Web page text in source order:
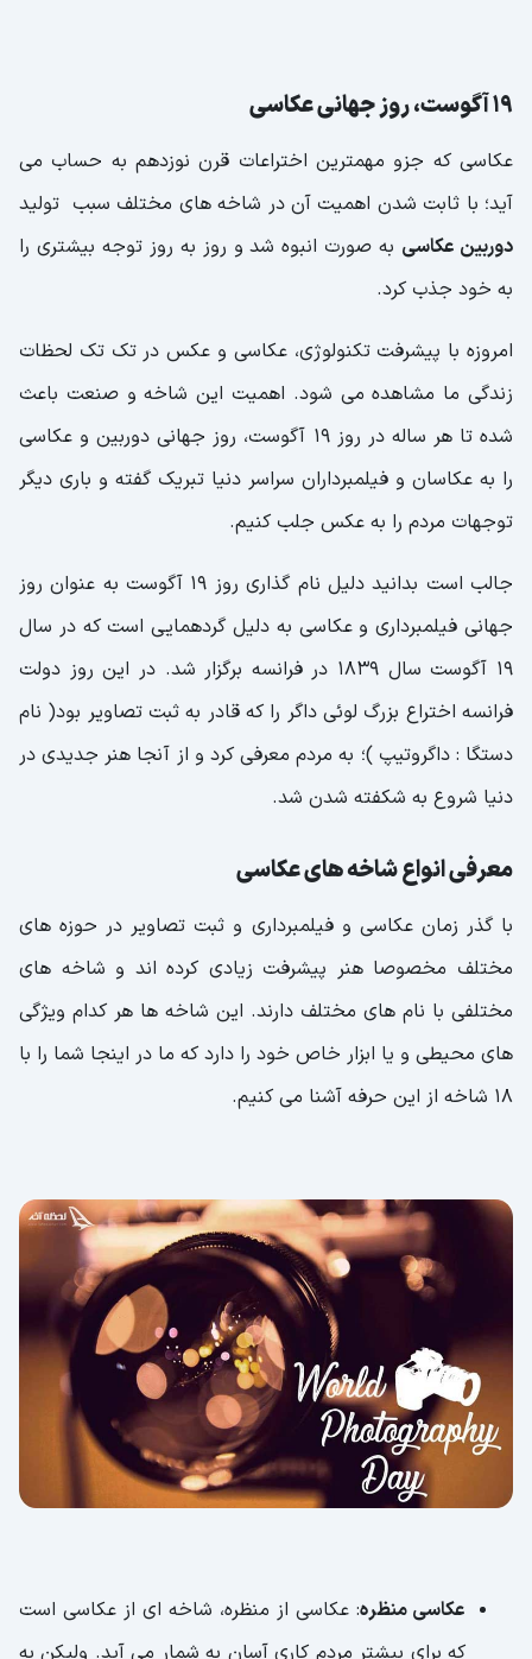
۱۹ آگوست، روز جهانی عکاسی
عکاسی که جزو مهمترین اختراعات قرن نوزدهم به حساب می
آید؛ با ثابت شدن اهمیت آن در شاخه های مختلف سبب تولید
دوربین عکاسی به صورت انبوه شد و روز به روز توجه بیشتری را
به خود جذب کرد.
امروزه با پیشرفت تکنولوژی، عکاسی و عکس در تک تک لحظات
زندگی ما مشاهده می شود. اهمیت این شاخه و صنعت باعث
شده تا هر ساله در روز ۱۹ آگوست، روز جهانی دوربین و عکاسی
را به عکاسان و فیلمبرداران سراسر دنیا تبریک گفته و باری دیگر
توجهات مردم را به عکس جلب کنیم.
جالب است بدانید دلیل نام گذاری روز ۱۹ آگوست به عنوان روز
جهانی فیلمبرداری و عکاسی به دلیل گردهمایی است که در سال
۱۹ آگوست سال ۱۸۳۹ در فرانسه برگزار شد. در این روز دولت
فرانسه اختراع بزرگ لوئی داگر را که قادر به ثبت تصاویر بود( نام
دستگا : داگروتیپ )؛ به مردم معرفی کرد و از آنجا هنر جدیدی در
دنیا شروع به شکفته شدن شد.
معرفی انواع شاخه های عکاسی
با گذر زمان عکاسی و فیلمبرداری و ثبت تصاویر در حوزه های
مختلف مخصوصا هنر پیشرفت زیادی کرده اند و شاخه های
مختلفی با نام های مختلف دارند. این شاخه ها هر کدام ویژگی
های محیطی و یا ابزار خاص خود را دارد که ما در اینجا شما را با
۱۸ شاخه از این حرفه آشنا می کنیم.
عکاسی منظره: عکاسی از منظره، شاخه ای از عکاسی است
که برای بیشتر مردم کاری آسان به شمار می آید. ولیکن به